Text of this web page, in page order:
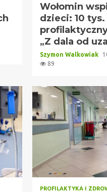
Wołomin
dzieci: 10 tys.
„Z dala od
Szymon Walkowiak
89
PROFILAKTYKA I